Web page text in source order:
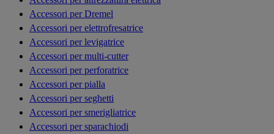
Accessori per Dremel
Accessori per elettrofresatrice
Accessori per levigatrice
Accessori per multi-cutter
Accessori per perforatrice
Accessori per pialla
Accessori per seghetti
Accessori per smerigliatrice
Accessori per sparachiodi